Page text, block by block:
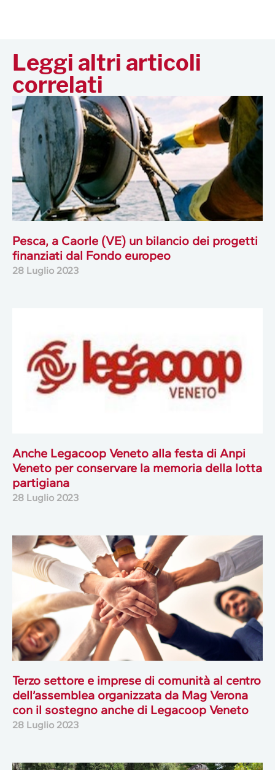
Leggi altri articoli
correlati
Pesca, a Caorle (VE) un bilancio dei progetti
finanziati dal Fondo europeo
28 Luglio 2023
Anche Legacoop Veneto alla festa di Anpi
Veneto per conservare la memoria della lotta
partigiana
28 Luglio 2023
Terzo settore e imprese di comunità al centro
dell’assemblea organizzata da Mag Verona
con il sostegno anche di Legacoop Veneto
28 Luglio 2023